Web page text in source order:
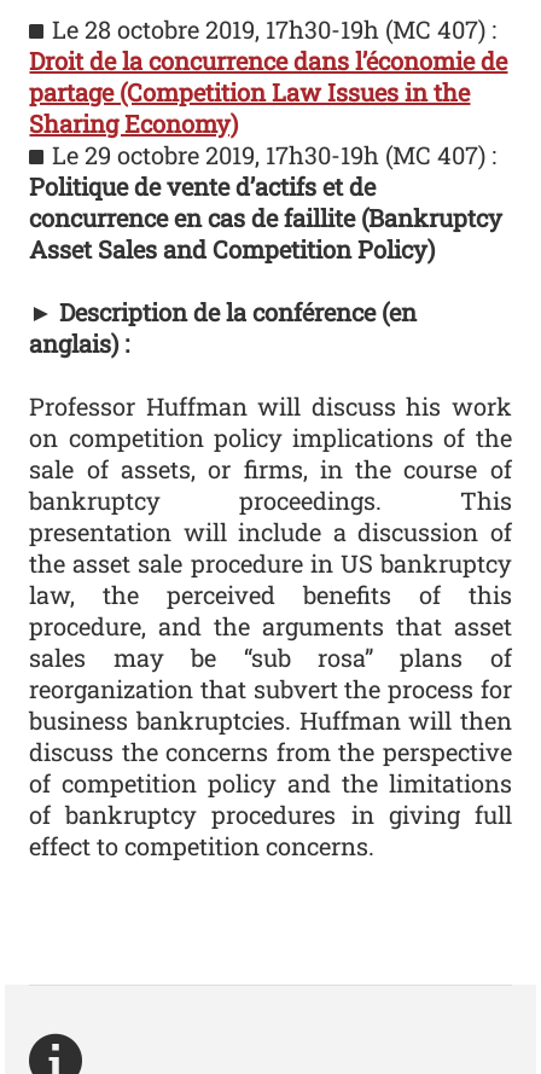
Le 28 octobre 2019, 17h30-19h (MC 407) :
Droit de la concurrence dans l’économie de
partage (Competition Law Issues in the
Sharing Economy)
Le 29 octobre 2019, 17h30-19h (MC 407) :
Politique de vente d’actifs et de
concurrence en cas de faillite (Bankruptcy
Asset Sales and Competition Policy)
► Description de la conférence (en
anglais) :
Professor Huffman will discuss his work
on competition policy implications of the
sale of assets, or firms, in the course of
bankruptcy proceedings. This
presentation will include a discussion of
the asset sale procedure in US bankruptcy
law, the perceived benefits of this
procedure, and the arguments that asset
sales may be “sub rosa” plans of
reorganization that subvert the process for
business bankruptcies. Huffman will then
discuss the concerns from the perspective
of competition policy and the limitations
of bankruptcy procedures in giving full
effect to competition concerns.